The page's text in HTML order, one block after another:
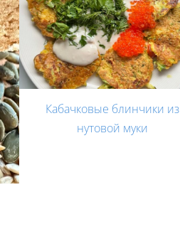
Кабачковые блинчики из
нутовой муки